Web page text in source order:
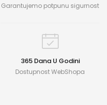
Garantujemo potpunu sigurnost
365 Dana U Godini
Dostupnost WebShopa